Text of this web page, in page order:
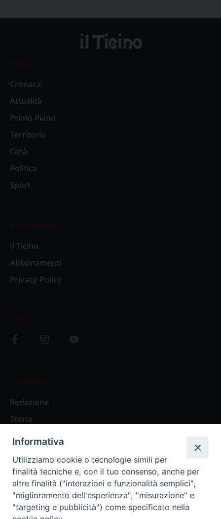
News
Cronaca
Attualità
Primo Piano
Territorio
Città
Politica
Sport
Il settimanale
Il Ticino
Abbonamenti
Privacy Policy
Social
L’editoriale
Redazione
Storia
Abbonamenti
Abbonamento Annuale Digitale
Abbonamento Annuale Cartaceo
Abbonamento Singola Copia Digitale
Informativa
Utilizziamo cookie o tecnologie simili per
finalità tecniche e, con il tuo consenso, anche per
altre finalità ("interazioni e funzionalità semplici",
"miglioramento dell'esperienza", "misurazione" e
"targeting e pubblicità") come specificato nella